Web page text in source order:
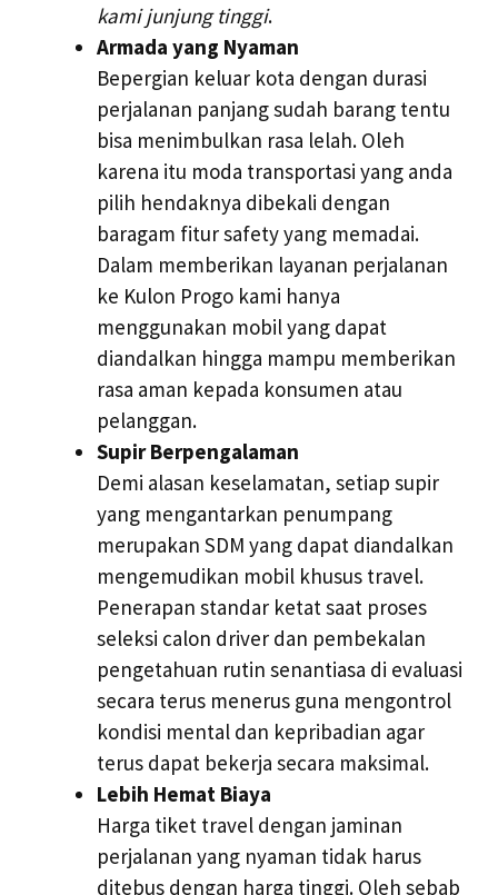
kami junjung tinggi.
Armada yang Nyaman
Bepergian keluar kota dengan durasi
perjalanan panjang sudah barang tentu
bisa menimbulkan rasa lelah. Oleh
karena itu moda transportasi yang anda
pilih hendaknya dibekali dengan
baragam fitur safety yang memadai.
Dalam memberikan layanan perjalanan
ke Kulon Progo kami hanya
menggunakan mobil yang dapat
diandalkan hingga mampu memberikan
rasa aman kepada konsumen atau
pelanggan.
Supir Berpengalaman
Demi alasan keselamatan, setiap supir
yang mengantarkan penumpang
merupakan SDM yang dapat diandalkan
mengemudikan mobil khusus travel.
Penerapan standar ketat saat proses
seleksi calon driver dan pembekalan
pengetahuan rutin senantiasa di evaluasi
secara terus menerus guna mengontrol
kondisi mental dan kepribadian agar
terus dapat bekerja secara maksimal.
Lebih Hemat Biaya
Harga tiket travel dengan jaminan
perjalanan yang nyaman tidak harus
ditebus dengan harga tinggi. Oleh sebab